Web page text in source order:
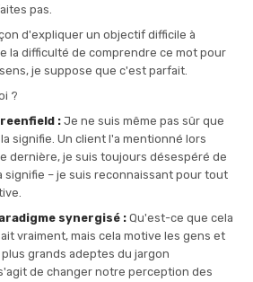
pas.
d'expliquer un objectif difficile à
la difficulté de comprendre ce mot pour
je suppose que c'est parfait.
?
: Je ne suis même pas sûr que
signifie. Un client l'a mentionné lors
dernière, je suis toujours désespéré de
signifie – je suis reconnaissant pour tout
synergisé : Qu'est-ce que cela
vraiment, mais cela motive les gens et
grands adeptes du jargon
de changer notre perception des